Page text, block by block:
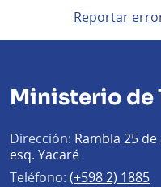
Reportar
Ministerio de
Dirección: Rambla 25
esq. Yacaré
Teléfono: (+598 2) 1885